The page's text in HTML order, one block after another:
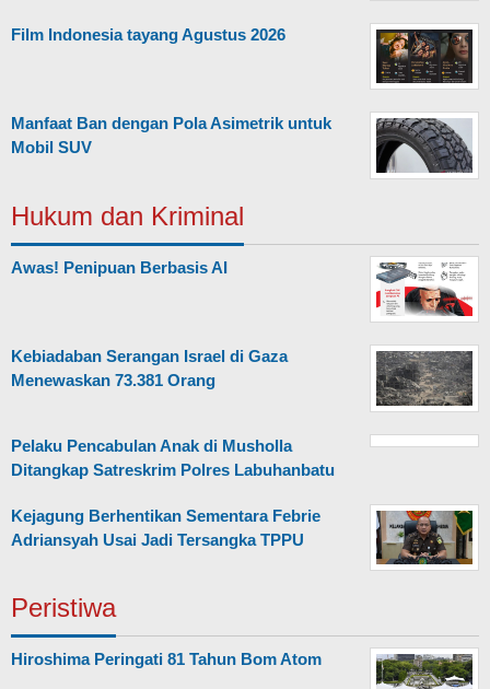
Film Indonesia tayang Agustus 2026
Manfaat Ban dengan Pola Asimetrik untuk
Mobil SUV
Hukum dan Kriminal
Awas! Penipuan Berbasis AI
Kebiadaban Serangan Israel di Gaza
Menewaskan 73.381 Orang
Pelaku Pencabulan Anak di Musholla
Ditangkap Satreskrim Polres Labuhanbatu
Kejagung Berhentikan Sementara Febrie
Adriansyah Usai Jadi Tersangka TPPU
Peristiwa
Hiroshima Peringati 81 Tahun Bom Atom